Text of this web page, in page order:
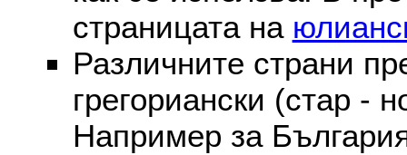
страницата на
Различните страни
грегориански (стар -
Например за